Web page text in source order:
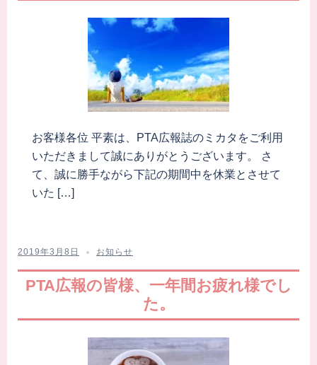
お客様各位 平素は、PTA広報誌のミカタをご利用
いただきまして誠にありがとうございます。 さ
て、誠に勝手ながら下記の期間中を休業とさせて
いた […]
2019年3月8日 お知らせ
PTA広報の皆様、一年間お疲れ様でし
た。